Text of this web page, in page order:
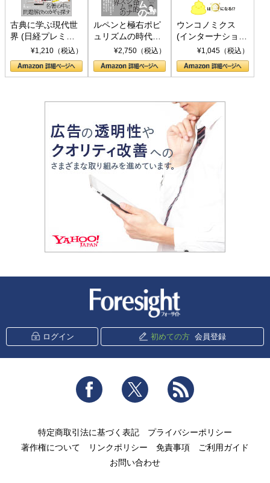
古典に学ぶ現代世
界 (日経プレミア
シリーズ)¥1,210（税込）
ルペンと極右ポピ
ュリズムの時代：
〈ヤヌス〉の二つ
の顔
¥2,750（税込）
ウンコノミクス
(インターナショナ
ル新書)¥1,045（税込）
ログイン 初めての方 会員登録
Facebook Twitter
特定商取引法に基づく表記
プライバシーポリシー
著作権について
リンクポリシー 免責事項
ご利用ガイド
お問い合わせ